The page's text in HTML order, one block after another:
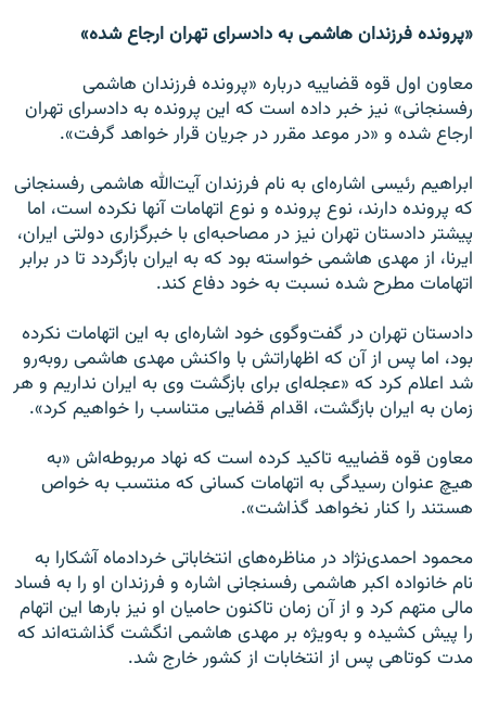
«پرونده فرزندان هاشمی به دادسرای تهران ارجاع شده»
معاون اول قوه قضاییه درباره «پرونده فرزندان هاشمی
رفسنجانی» نیز خبر داده است که این پرونده به دادسرای تهران
ارجاع شده و «در موعد مقرر در جریان قرار خواهد گرفت».
ابراهیم رئیسی اشاره‌ای به نام فرزندان آیت‌الله هاشمی رفسنجانی
که پرونده دارند، نوع پرونده و نوع اتهامات آنها نکرده است، اما
پیشتر دادستان تهران نیز در مصاحبه‌ای با خبرگزاری دولتی ایران،
ایرنا، از مهدی هاشمی خواسته بود که به ایران بازگردد تا در برابر
اتهامات مطرح شده نسبت به خود دفاع کند.
دادستان تهران در گفت‌وگوی خود اشاره‌ای به این اتهامات نکرده
بود، اما پس از آن که اظهاراتش با واکنش مهدی هاشمی روبه‌رو
شد اعلام کرد که «عجله‌ای برای بازگشت وی به ایران نداریم و هر
زمان به ایران بازگشت، اقدام قضایی متناسب را خواهیم کرد».
معاون قوه قضاییه تاکید کرده است که نهاد مربوطه‌اش «به
هیچ عنوان رسیدگی به اتهامات کسانی که منتسب به خواص
هستند را کنار نخواهد گذاشت».
محمود احمدی‌نژاد در مناظره‌های انتخاباتی خردادماه آشکارا به
نام خانواده اکبر هاشمی رفسنجانی اشاره و فرزندان او را به فساد
مالی متهم کرد و از آن زمان تاکنون حامیان او نیز بارها این اتهام
را پیش کشیده و به‌ویژه بر مهدی هاشمی انگشت گذاشته‌اند که
مدت کوتاهی پس از انتخابات از کشور خارج شد.